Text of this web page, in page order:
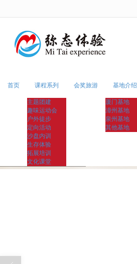
首页 课程系列
主题团建
趣味运动会
户外徒步
定向活动
沙盘内训
生存体验
拓展培训
文化课堂
会奖旅游 基地介绍
厦门基地
漳州基地
泉州基地
其他基地